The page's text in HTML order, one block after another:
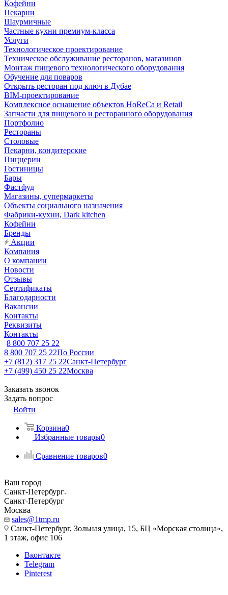
Кофейни
Пекарни
Шаурмичные
Частные кухни премиум-класса
Услуги
Технологическое проектирование
Техническое обслуживание ресторанов, магазинов
Монтаж пищевого технологического оборудования
Обучение для поваров
Открыть ресторан под ключ в Дубае
BIM-проектирование
Комплексное оснащение объектов HoReCa и Retail
Запчасти для пищевого и ресторанного оборудования
Портфолио
Рестораны
Столовые
Пекарни, кондитерские
Пиццерии
Гостиницы
Бары
Фастфуд
Магазины, супермаркеты
Объекты социального назначения
Фабрики-кухни, Dark kitchen
Кофейни
Бренды
Акции
Компания
О компании
Новости
Отзывы
Сертификаты
Благодарности
Вакансии
Контакты
Реквизиты
Контакты
8 800 707 25 22
8 800 707 25 22По России
+7 (812) 317 25 22Санкт-Петербург
+7 (499) 450 25 22Москва
Заказать звонок
Задать вопрос
Войти
Корзина0
Избранные товары0
Сравнение товаров0
Ваш город
Санкт-Петербург
Санкт-Петербург
Москва
sales@1tmp.ru
Санкт-Петербург, Зольная улица, 15, БЦ «Морская столица»,
1 этаж, офис 106
Вконтакте
Telegram
Pinterest